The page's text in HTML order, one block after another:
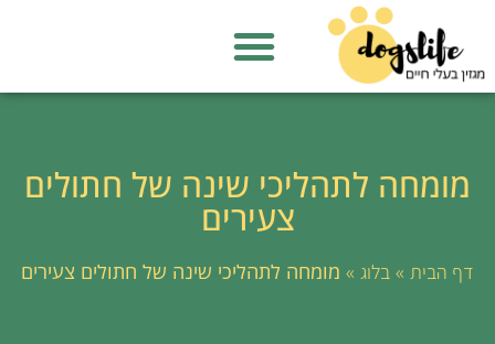
מומחה לתהליכי שינה של חתולים
צעירים
דף הבית » בלוג » מומחה לתהליכי שינה של חתולים צעירים